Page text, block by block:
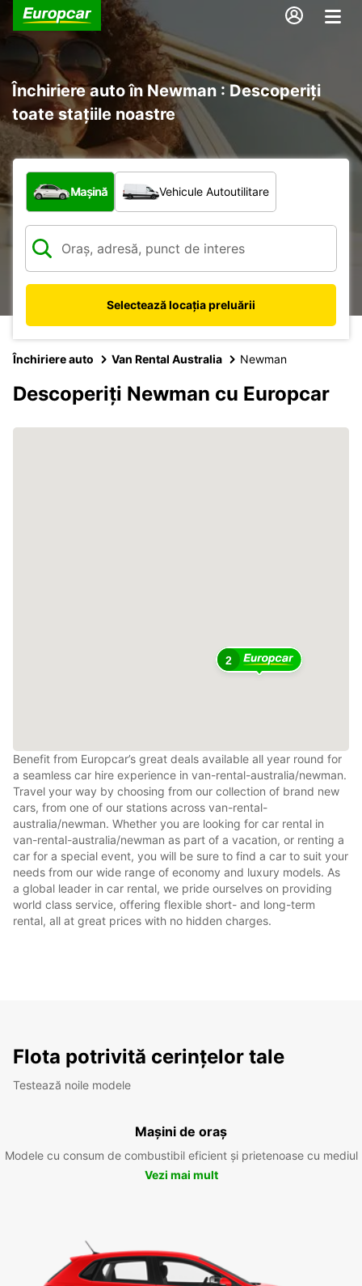
Închiriere auto în Newman : Descoperiți
toate stațiile noastre
Ce tip de vehicul?
Mașină Vehicule Autoutilitare
Selectează locația preluării
Închiriere auto Van Rental Australia Newman
Descoperiți Newman cu Europcar
2
Benefit from Europcar’s great deals available all year round for
a seamless car hire experience in van-rental-australia/newman.
Travel your way by choosing from our collection of brand new
cars, from one of our stations across van-rental-
australia/newman. Whether you are looking for car rental in
van-rental-australia/newman as part of a vacation, or renting a
car for a special event, you will be sure to find a car to suit your
needs from our wide range of economy and luxury models. As
a global leader in car rental, we pride ourselves on providing
world class service, offering flexible short- and long-term
rental, all at great prices with no hidden charges.
Flota potrivită cerințelor tale
Testează noile modele
Mașini de oraș
Modele cu consum de combustibil eficient și prietenoase cu mediul
Vezi mai mult